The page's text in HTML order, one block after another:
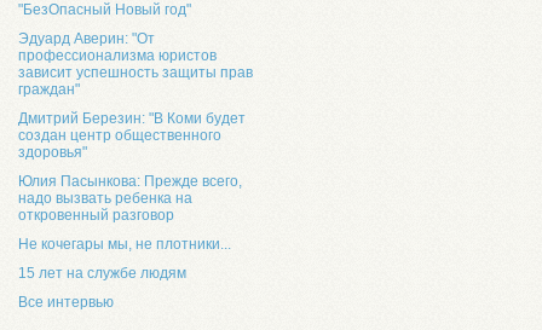
"БезОпасный Новый год"
Эдуард Аверин: "От
профессионализма юристов
зависит успешность защиты прав
граждан"
Дмитрий Березин: "В Коми будет
создан центр общественного
здоровья"
Юлия Пасынкова: Прежде всего,
надо вызвать ребенка на
откровенный разговор
Не кочегары мы, не плотники...
15 лет на службе людям
Все интервью